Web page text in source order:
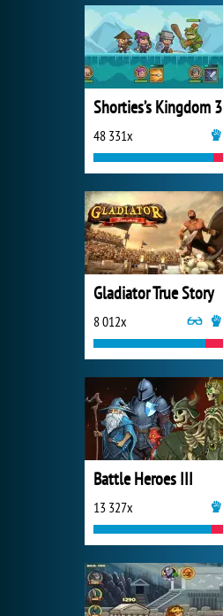
Shorties’s Kingdom 3
48 331x
Gladiator True Story
8 012x
Battle Heroes III
13 327x